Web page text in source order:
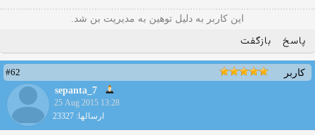
این کاربر به دلیل توهین به مدیریت بن شد.
پاسخ بازگفت
کاربر
#62
sepanta_7
25 Aug 2015 13:28
ارسالها: 23327